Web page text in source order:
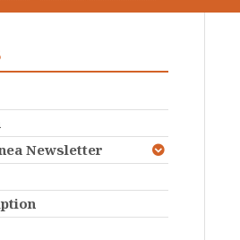
Newsletter